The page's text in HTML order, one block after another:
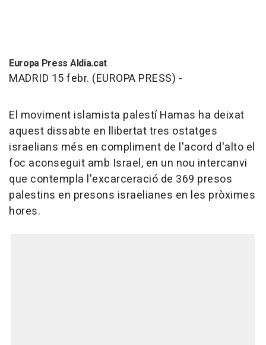
Europa Press Aldia.cat
MADRID 15 febr. (EUROPA PRESS) -
El moviment islamista palestí Hamas ha deixat
aquest dissabte en llibertat tres ostatges
israelians més en compliment de l'acord d'alto el
foc aconseguit amb Israel, en un nou intercanvi
que contempla l'excarceració de 369 presos
palestins en presons israelianes en les pròximes
hores.